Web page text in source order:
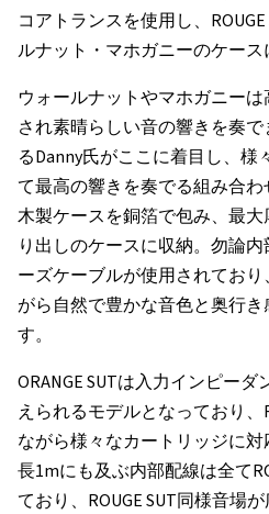
コアトランスを使用し、
ルナット・マホガニーのケース
ウォールナットやマホガニー
され素晴らしい音の響きを奏
るDanny氏がここに着目し、様
て最高の響きを奏でる組み合
木製ケースを銅箔で包み、最
り出しのケースに収納。勿論内
ーズケーブルが使用されてお
がら自然で豊かな音色と奥行
す。
ORANGE SUTは入力インピー
えられるモデルとなっており、
ながら様々なカートリッジに
長1mにも及ぶ内部配線は全て
ており、ROUGE SUT同様音場が